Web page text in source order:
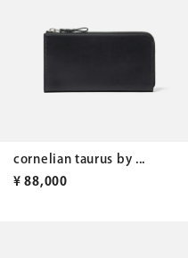
cornelian taurus by ...
¥ 88,000